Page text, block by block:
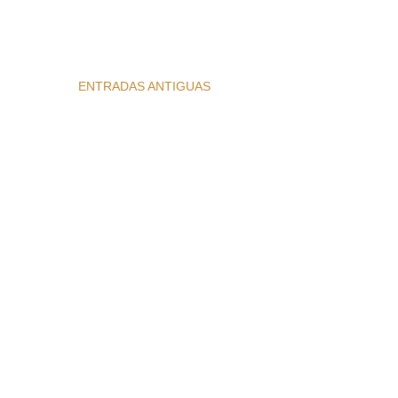
ENTRADAS ANTIGUAS